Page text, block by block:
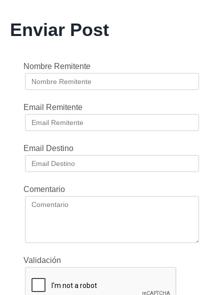
Enviar Post
Nombre Remitente
Email Remitente
Email Destino
Comentario
Validación